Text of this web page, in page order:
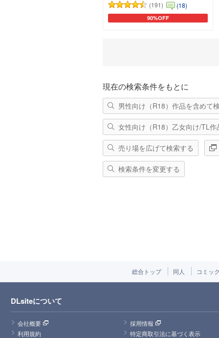
(191)
(18)
90%OFF
カートに追加
現在の検索条件をもとに
男性向け（R18）作品を含めて
女性向け（R18）乙女向け/TL作
売り場を広げて検索する
検索条件を変更する
総合トップ 同人 コミッ
DLsiteについて
会社概要
採用情報
利用規約
特定商取引法に基づく表示